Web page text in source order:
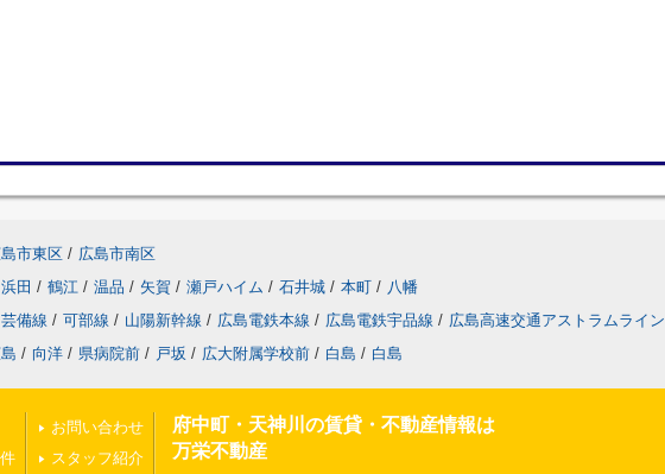
市東区 / 広島市南区
浜田 / 鶴江 / 温品 / 矢賀 / 瀬戸ハイム / 石井城 / 本町 / 八幡
芸備線 / 可部線 / 山陽新幹線 / 広島電鉄本線 / 広島電鉄宇品線 / 広島高速交通アストラムライン
/ 向洋 / 県病院前 / 戸坂 / 広大附属学校前 / 白島 / 白島
お問い合わせ
スタッフ紹介
府中町・天神川の賃貸・不動産情報は
万栄不動産